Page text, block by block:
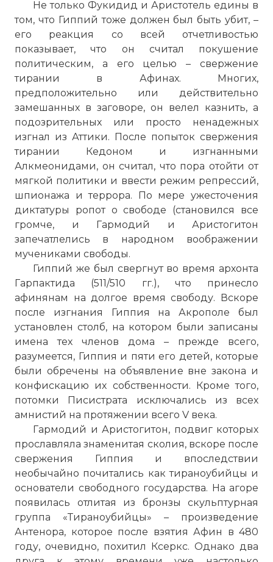
Не только Фукидид и Аристотель едины в
том, что Гиппий тоже должен был быть убит, –
его реакция со всей отчетливостью
показывает, что он считал покушение
политическим, а его целью – свержение
тирании в Афинах. Многих,
предположительно или действительно
замешанных в заговоре, он велел казнить, а
подозрительных или просто ненадежных
изгнал из Аттики. После попыток свержения
тирании Кедоном и изгнанными
Алкмеонидами, он считал, что пора отойти от
мягкой политики и ввести режим репрессий,
шпионажа и террора. По мере ужесточения
диктатуры ропот о свободе (становился все
громче, и Гармодий и Аристогитон
запечатлелись в народном воображении
мучениками свободы.
Гиппий же был свергнут во время архонта
Гарпактида (511/510 гг.), что принесло
афинянам на долгое время свободу. Вскоре
после изгнания Гиппия на Акрополе был
установлен столб, на котором были записаны
имена тех членов дома – прежде всего,
разумеется, Гиппия и пяти его детей, которые
были обречены на объявление вне закона и
конфискацию их собственности. Кроме того,
потомки Писистрата исключались из всех
амнистий на протяжении всего V века.
Гармодий и Аристогитон, подвиг которых
прославляла знаменитая сколия, вскоре после
свержения Гиппия и впоследствии
необычайно почитались как тираноубийцы и
основатели свободного государства. На агоре
появилась отлитая из бронзы скульптурная
группа «Тираноубийцы» – произведение
Антенора, которое после взятия Афин в 480
году, очевидно, похитил Ксеркс. Однако два
В Греческом Акрополе было очень много
скульптур с изображениями богов.